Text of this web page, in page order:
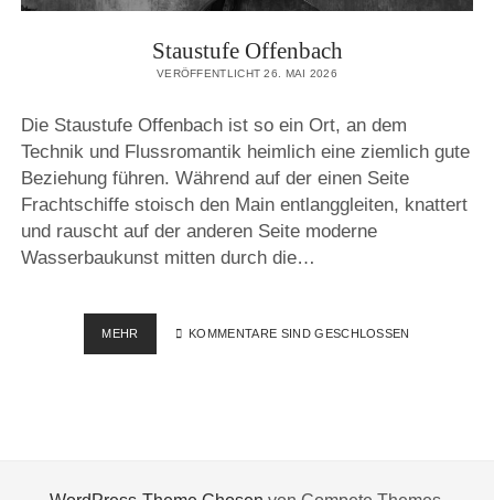
Staustufe Offenbach
VERÖFFENTLICHT 26. MAI 2026
Die Staustufe Offenbach ist so ein Ort, an dem
Technik und Flussromantik heimlich eine ziemlich gute
Beziehung führen. Während auf der einen Seite
Frachtschiffe stoisch den Main entlanggleiten, knattert
und rauscht auf der anderen Seite moderne
Wasserbaukunst mitten durch die…
MEHR STAUSTUFE
OFFENBACH
KOMMENTARE SIND GESCHLOSSEN